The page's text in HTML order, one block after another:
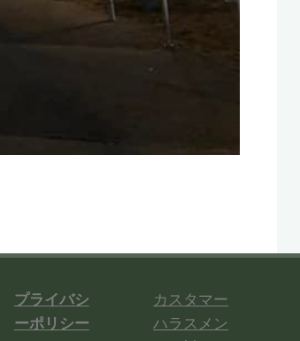
プライバシ
ーポリシー
カスタマー
ハラスメン